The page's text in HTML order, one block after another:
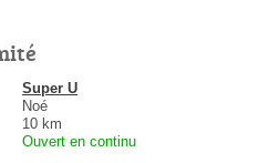
Super U
Noé
10 km
Ouvert en continu